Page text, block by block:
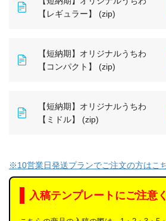
【レギュラー】 (zip)
【短納期】オリジナルうちわ
【コンパクト】 (zip)
【短納期】オリジナルうちわ
【ミドル】 (zip)
※10営業日発送プランでご注文の方はこ
入稿テンプレートにご注意